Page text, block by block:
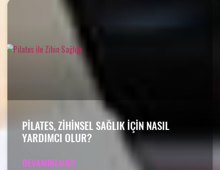
PILATES, ZIHINSEL SAĞLIK IÇIN NASIL
YARDIMCI OLUR?
DEVAMINI OKU